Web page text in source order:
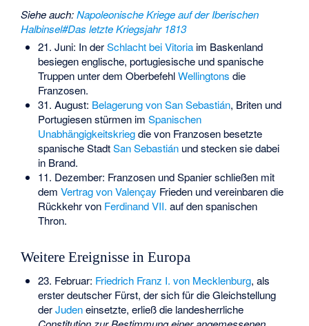
Siehe auch:Napoleonische Kriege auf der Iberischen
Halbinsel#Das letzte Kriegsjahr 1813
21. Juni: In derSchlacht bei Vitoriaim Baskenland
besiegen englische, portugiesische und spanische
Truppen unter dem OberbefehlWellingtons die
Franzosen.
31. August: Belagerung von San Sebastián, Briten und
Portugiesen stürmen im Spanischen
Unabhängigkeitskriegdie von Franzosen besetzte
spanische StadtSan Sebastiánund stecken sie dabei
in Brand.
11. Dezember: Franzosen und Spanier schließen mit
dem Vertrag von Valençay Frieden und vereinbaren die
Rückkehr von Ferdinand VII. auf den spanischen
Thron.
Weitere Ereignisse in Europa
23. Februar: Friedrich Franz I. von Mecklenburg, als
erster deutscher Fürst, der sich für die Gleichstellung
derJudeneinsetzte, erließ die landesherrliche